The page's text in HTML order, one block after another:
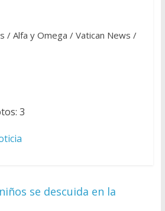
/ Alfa y Omega / Vatican News /
3
se descuida en la